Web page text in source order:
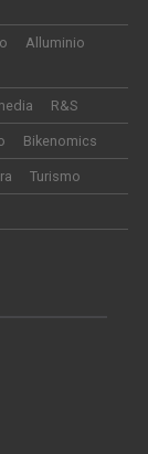
Alluminio
R&S
Bikenomics
Turismo